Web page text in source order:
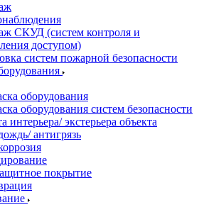
СКУД (систем контроля и
доступом)
систем пожарной безопасности
оборудования
оборудования систем безопасности
интерьера/ экстерьера объекта
антигрязь
покрытие